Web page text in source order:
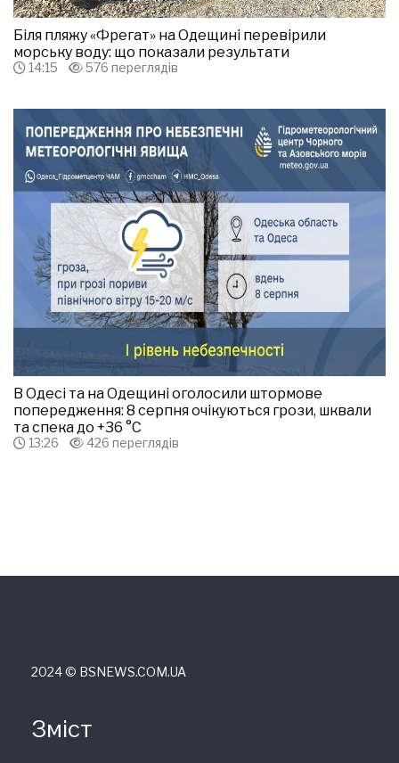
Біля пляжу «Фрегат» на Одещині перевірили
морську воду: що показали результати
14:15 576 переглядів
В Одесі та на Одещині оголосили штормове
попередження: 8 серпня очікуються грози, шквали
та спека до +36 °С
13:26 426 переглядів
2024 © ВSNEWS.COM.UA
Зміст